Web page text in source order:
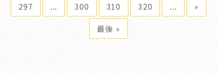
297
... 300 310 320 ...
»
最後 »